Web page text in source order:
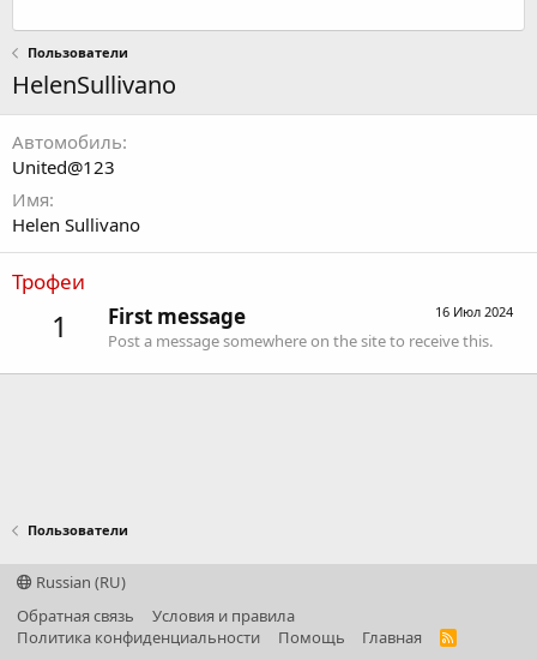
Пользователи
HelenSullivano
Автомобиль
United@123
Имя
Helen Sullivano
Трофеи
1 16 Июл 2024
First message
Post a message somewhere on the site to receive this.
Пользователи
Russian (RU)
Обратная связь
Условия и правила
Политика конфиденциальности
Помощь Главная
R